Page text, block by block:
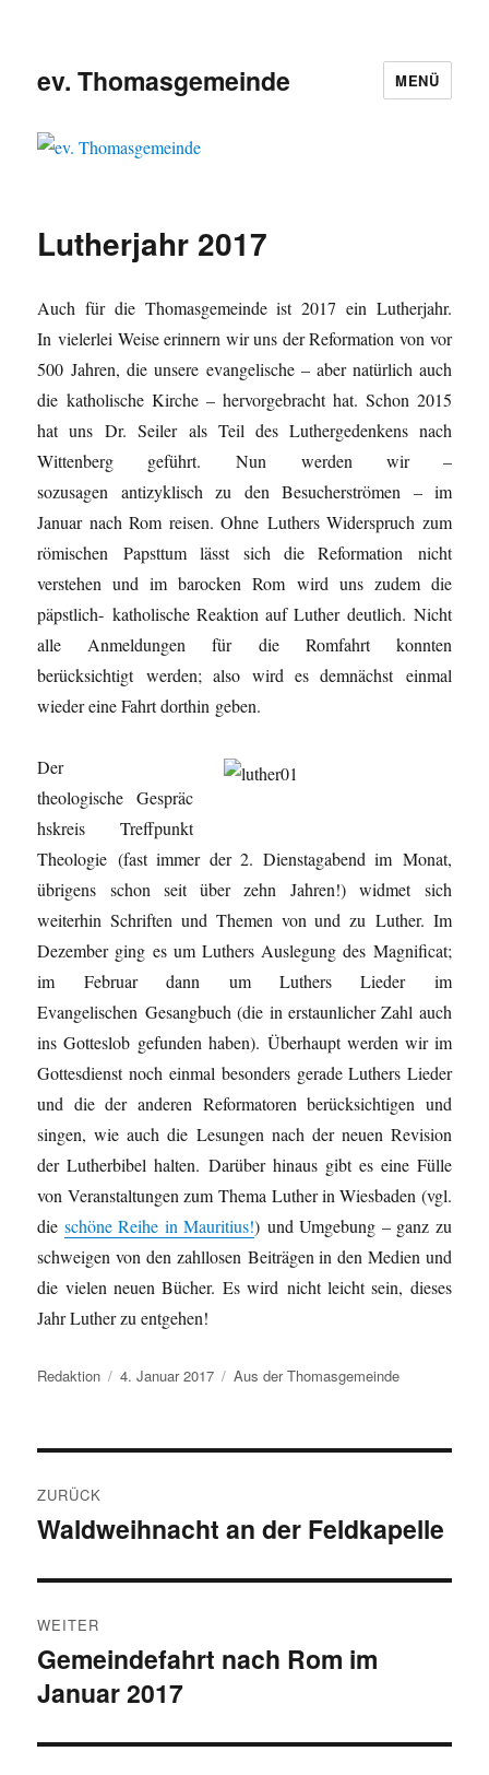
ev. Thomasgemeinde MENÜ
Lutherjahr 2017
Auch für die Thomasgemeinde ist 2017 ein Lutherjahr.
In vielerlei Weise erinnern wir uns der Reformation von vor
500 Jahren, die unsere evangelische – aber natürlich auch
die katholische Kirche – hervorgebracht hat. Schon 2015
hat uns Dr. Seiler als Teil des Luthergedenkens nach
Wittenberg geführt. Nun werden wir –
sozusagen antizyklisch zu den Besucherströmen – im
Januar nach Rom reisen. Ohne Luthers Widerspruch zum
römischen Papsttum lässt sich die Reformation nicht
verstehen und im barocken Rom wird uns zudem die
päpstlich- katholische Reaktion auf Luther deutlich. Nicht
alle Anmeldungen für die Romfahrt konnten
berücksichtigt werden; also wird es demnächst einmal
wieder eine Fahrt dorthin geben.
Der
theologische Gespräc
hskreis Treffpunkt
Theologie (fast immer der 2. Dienstagabend im Monat,
übrigens schon seit über zehn Jahren!) widmet sich
weiterhin Schriften und Themen von und zu Luther. Im
Dezember ging es um Luthers Auslegung des Magnificat;
im Februar dann um Luthers Lieder im
Evangelischen Gesangbuch (die in erstaunlicher Zahl auch
ins Gotteslob gefunden haben). Überhaupt werden wir im
Gottesdienst noch einmal besonders gerade Luthers Lieder
und die der anderen Reformatoren berücksichtigen und
singen, wie auch die Lesungen nach der neuen Revision
der Lutherbibel halten. Darüber hinaus gibt es eine Fülle
von Veranstaltungen zum Thema Luther in Wiesbaden (vgl.
die schöne Reihe in Mauritius!) und Umgebung – ganz zu
schweigen von den zahllosen Beiträgen in den Medien und
die vielen neuen Bücher. Es wird nicht leicht sein, dieses
Jahr Luther zu entgehen!
Autor
Redaktion
Veröffentlicht
4. Januar 2017 Kategorien
Aus der Thomasgemeinde
ZURÜCK
Vorheriger
Waldweihnacht an der Feldkapelle
WEITER
Nächster
Beitrag:
Gemeindefahrt nach Rom im
Januar 2017